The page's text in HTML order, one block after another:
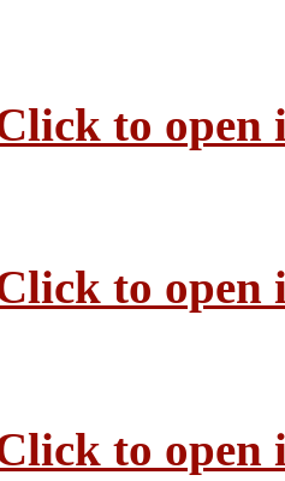
to open
to open
to open